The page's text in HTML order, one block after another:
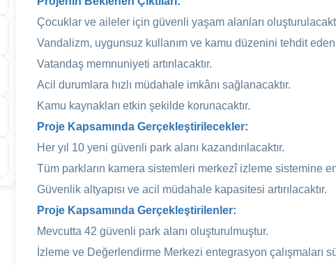
Çocuklar ve aileler için güvenli yaşam alanları
Vandalizm, uygunsuz kullanım ve kamu düzenini tehdit
Vatandaş memnuniyeti artırılacaktır.
Acil durumlara hızlı müdahale imkânı sağlanacaktır.
Kamu kaynakları etkin şekilde korunacaktır.
Proje Kapsamında Gerçekleştirilecekler:
Her yıl 10 yeni güvenli park alanı kazandırılacaktır.
Tüm parkların kamera sistemleri merkezî izleme sistemine
Güvenlik altyapısı ve acil müdahale kapasitesi artırılacaktır.
Proje Kapsamında Gerçekleştirilenler:
Mevcutta 42 güvenli park alanı oluşturulmuştur.
İzleme ve Değerlendirme Merkezi entegrasyon çalışmaları